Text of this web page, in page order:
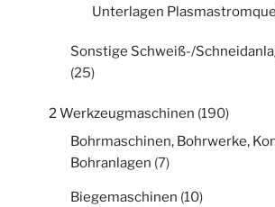
Unterlagen
Sonstige Schweiß-/
(25)
2 Werkzeugmaschinen (190)
Bohrmaschinen, Bohrwerke,
Bohranlagen (7)
Biegemaschinen (10)